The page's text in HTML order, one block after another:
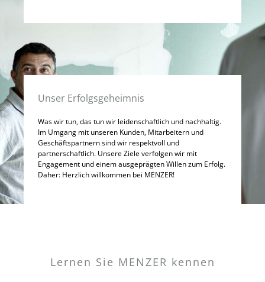
Unser Erfolgsgeheimnis
Was wir tun, das tun wir leidenschaftlich und nachhaltig.
Im Umgang mit unseren Kunden, Mitarbeitern und
Geschäftspartnern sind wir respektvoll und
partnerschaftlich. Unsere Ziele verfolgen wir mit
Engagement und einem ausgeprägten Willen zum Erfolg.
Daher: Herzlich willkommen bei MENZER!
Lernen Sie MENZER kennen